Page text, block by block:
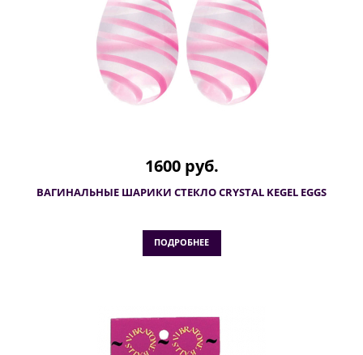
1600 руб.
ВАГИНАЛЬНЫЕ ШАРИКИ СТЕКЛО CRYSTAL KEGEL EGGS
ПОДРОБНЕЕ